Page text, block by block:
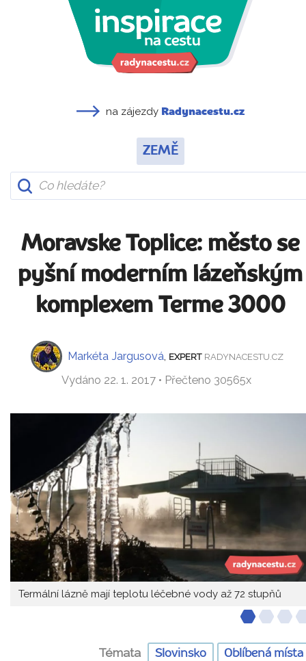
na zájezdy Radynacestu.cz
ZEMĚ
Moravske Toplice: město se
pyšní moderním lázeňským
komplexem Terme 3000
Markéta Jargusová EXPERT RADYNACESTU.CZ
Vydáno 22. 1. 2017 • Přečteno 30565x
Termální lázně mají teplotu léčebné vody až 72 stupňů
Témata Slovinsko Oblíbená místa